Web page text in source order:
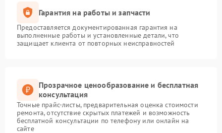
Гарантия на работы и запчасти
Предоставляется документированная гарантия на
выполненные работы и установленные детали, что
защищает клиента от повторных неисправностей
Прозрачное ценообразование и бесплатная
консультация
Точные прайс-листы, предварительная оценка стоимости
ремонта, отсутствие скрытых платежей и возможность
бесплатной консультации по телефону или онлайн на
сайте